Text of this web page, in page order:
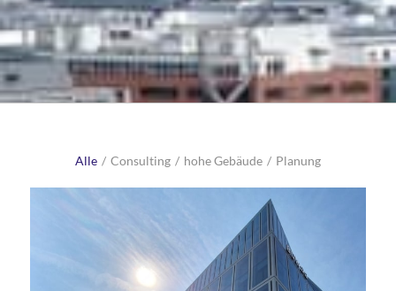
Alle / Consulting / hohe Gebäude / Planung